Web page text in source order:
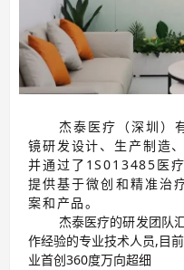
杰泰医疗（深圳）
镜研发设计、生产制造
并通过了1S013485医
提供基于微创和精准治
案和产品。
杰泰医疗的研发团队
作经验的专业技术人员,目
业首创360度万向超细